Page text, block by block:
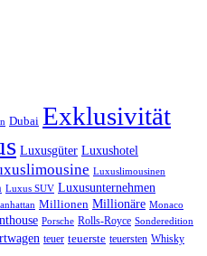
Dubai Exklusivität
Luxusgüter Luxushotel
Luxuslimousinen
Luxus SUV Luxusunternehmen
Millionen Millionäre Monaco
Porsche Rolls-Royce Sonderedition
teuer teuerste teuersten Whisky